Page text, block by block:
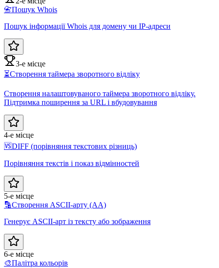
📇Пошук Whois
Пошук інформації Whois для домену чи IP-адреси
3-е місце
⏳Створення таймера зворотного відліку
Створення налаштовуваного таймера зворотного відліку.
Підтримка поширення за URL і вбудовування
4-е місце
🆚DIFF (порівняння текстових різниць)
Порівняння текстів і показ відмінностей
5-е місце
🔡Створення ASCII-арту (AA)
Генерує ASCII-арт із тексту або зображення
6-е місце
🎨Палітра кольорів